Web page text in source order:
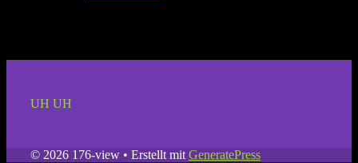
UH UH
© 2026 176-view • Erstellt mit GeneratePress